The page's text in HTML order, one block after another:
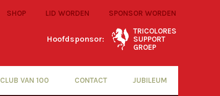
SHOP LID WORDEN SPONSOR WORDEN
Hoofdsponsor:
TRICOLORES
SUPPORT
GROEP
CLUB VAN 100 CONTACT JUBILEUM